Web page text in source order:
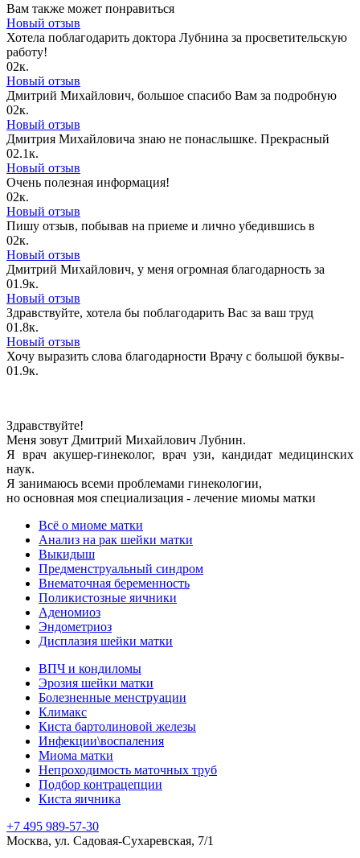
Вам также может понравиться
Новый отзыв
Хотела поблагодарить доктора Лубнина за просветительскую
работу!
02к.
Новый отзыв
Дмитрий Михайлович, большое спасибо Вам за подробную
02к.
Новый отзыв
Дмитрия Михайловича знаю не понаслышке. Прекрасный
02.1к.
Новый отзыв
Очень полезная информация!
02к.
Новый отзыв
Пишу отзыв, побывав на приеме и лично убедившись в
02к.
Новый отзыв
Дмитрий Михайлович, у меня огромная благодарность за
01.9к.
Новый отзыв
Здравствуйте, хотела бы поблагодарить Вас за ваш труд
01.8к.
Новый отзыв
Хочу выразить слова благодарности Врачу с большой буквы-
01.9к.
Здравствуйте!
Меня зовут Дмитрий Михайлович Лубнин.
Я врач акушер-гинеколог, врач узи, кандидат медицинских
наук.
Я занимаюсь всеми проблемами гинекологии,
но основная моя специализация - лечение миомы матки
Всё о миоме матки
Анализ на рак шейки матки
Выкидыш
Предменструальный синдром
Внематочная беременность
Поликистозные яичники
Аденомиоз
Эндометриоз
Дисплазия шейки матки
ВПЧ и кондиломы
Эрозия шейки матки
Болезненные менструации
Климакс
Киста бартолиновой железы
Инфекции\воспаления
Миома матки
Непроходимость маточных труб
Подбор контрацепции
Киста яичника
+7 495 989-57-30
Москва, ул. Садовая-Сухаревская, 7/1